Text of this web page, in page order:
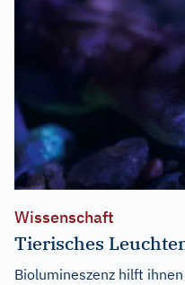
Wissenschaft
Tierisches
Biolumineszenz hilft